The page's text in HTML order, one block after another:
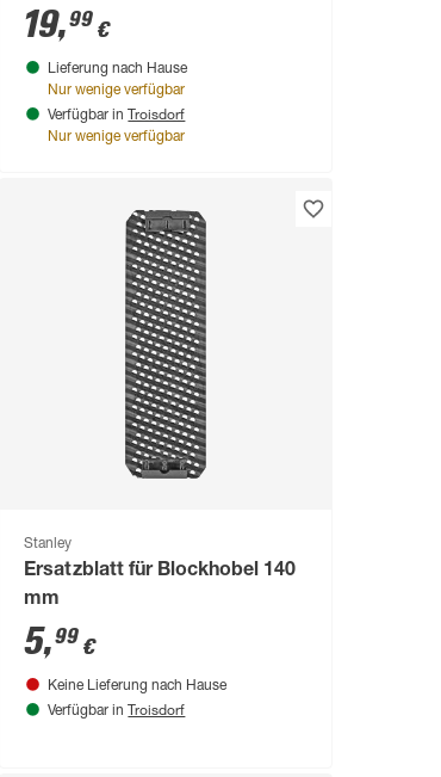
19,99 €
Lieferung nach Hause
Nur wenige verfügbar
Verfügbar in Troisdorf
Nur wenige verfügbar
Stanley
Ersatzblatt für Blockhobel 140
mm
5,99 €
Keine Lieferung nach Hause
Verfügbar in Troisdorf